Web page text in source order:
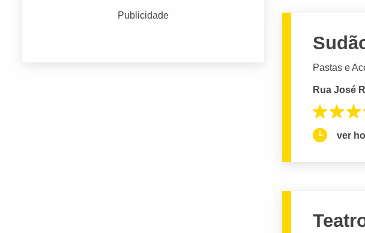
Publicidade
Pastas e
Rua José
ver